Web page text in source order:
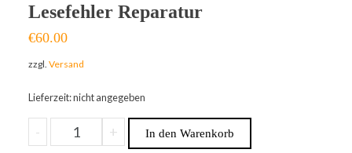
Lesefehler Reparatur
€60.00
zzgl.Versand
Lieferzeit: nicht angegeben
-
BMW
K1200LT
+ In den Warenkorb